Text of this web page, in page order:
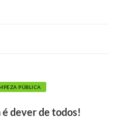
PÚBLICA
dever de todos!